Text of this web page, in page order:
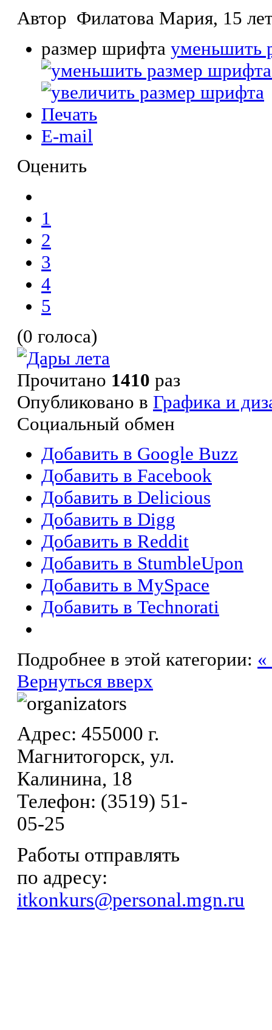
Автор Филатова Мария, 15
размер шрифта уменьшить
Печать
E-mail
Оценить
1
2
3
4
5
(0 голоса)
Прочитано 1410 раз
Опубликовано в Графика и
Социальный обмен
Добавить в Google Buzz
Добавить в Facebook
Добавить в Delicious
Добавить в Digg
Добавить в Reddit
Добавить в StumbleUpon
Добавить в MySpace
Добавить в Technorati
Подробнее в этой категории:
Вернуться вверх
Адрес: 455000 г.
Магнитогорск, ул.
Калинина, 18
Телефон: (3519) 51-
05-25
Работы отправлять
по адресу:
itkonkurs@personal.mgn.ru